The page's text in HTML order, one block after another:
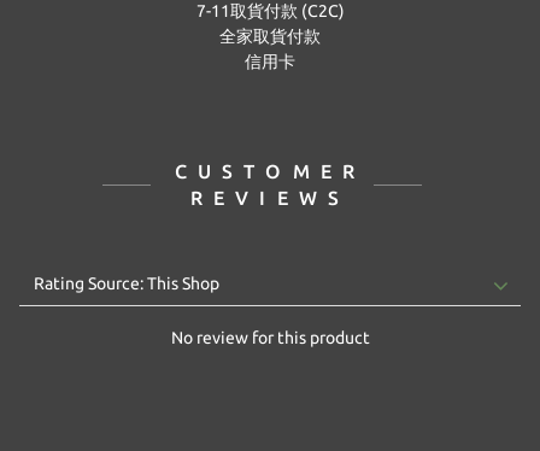
7-11取貨付款 (C2C)
全家取貨付款
信用卡
CUSTOMER
REVIEWS
No review for this product